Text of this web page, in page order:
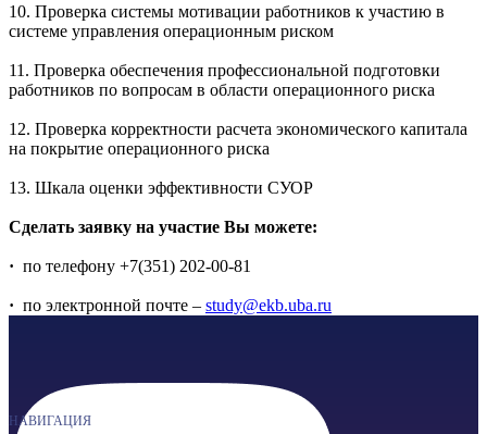
10. Проверка системы мотивации работников к участию в
системе управления операционным риском
11. Проверка обеспечения профессиональной подготовки
работников по вопросам в области операционного риска
12. Проверка корректности расчета экономического капитала
на покрытие операционного риска
13. Шкала оценки эффективности СУОР
Сделать заявку на участие Вы можете:
· по телефону +7(351) 202-00-81
· по электронной почте – study@ekb.uba.ru
НАВИГАЦИЯ